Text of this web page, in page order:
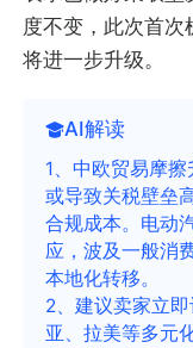
度不变，此次首
将进一步升级。
AI解读
1、中欧贸易摩
或导致关税壁垒
合规成本。电动
应，波及一般消
本地化转移。
2、建议卖家立
亚、拉美等多元